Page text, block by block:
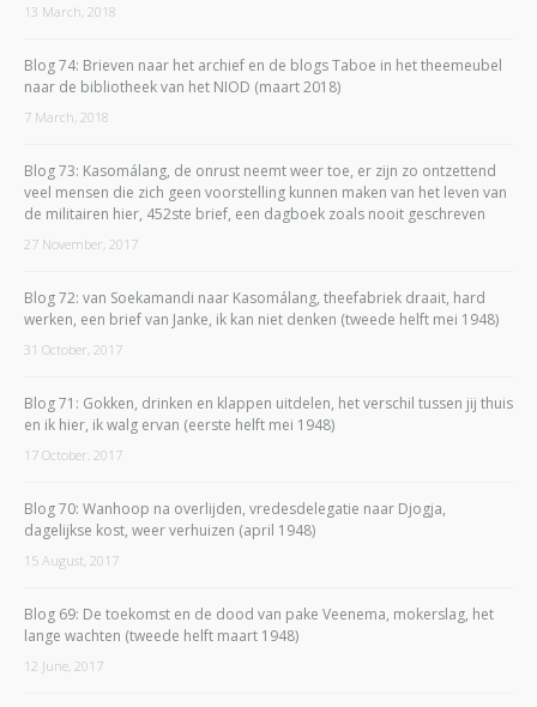
13 March, 2018
Blog 74: Brieven naar het archief en de blogs Taboe in het theemeubel
naar de bibliotheek van het NIOD (maart 2018)
7 March, 2018
Blog 73: Kasomálang, de onrust neemt weer toe, er zijn zo ontzettend
veel mensen die zich geen voorstelling kunnen maken van het leven van
de militairen hier, 452ste brief, een dagboek zoals nooit geschreven
27 November, 2017
Blog 72: van Soekamandi naar Kasomálang, theefabriek draait, hard
werken, een brief van Janke, ik kan niet denken (tweede helft mei 1948)
31 October, 2017
Blog 71: Gokken, drinken en klappen uitdelen, het verschil tussen jij thuis
en ik hier, ik walg ervan (eerste helft mei 1948)
17 October, 2017
Blog 70: Wanhoop na overlijden, vredesdelegatie naar Djogja,
dagelijkse kost, weer verhuizen (april 1948)
15 August, 2017
Blog 69: De toekomst en de dood van pake Veenema, mokerslag, het
lange wachten (tweede helft maart 1948)
12 June, 2017